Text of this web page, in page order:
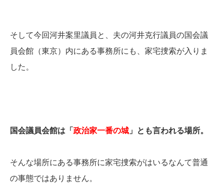
そして今回河井案里議員と、夫の河井克行議員の国会議
員会館（東京）内にある事務所にも、家宅捜索が入りま
した。
国会議員会館は「 政治家一番の城 」とも言われる場所。
そんな場所にある事務所に家宅捜索がはいるなんて普通
の事態ではありません。